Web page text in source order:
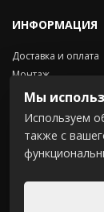
ИНФОРМАЦИЯ
Доставка и оплата
Монтаж
Контакты
Положение о
СВЯЗАТЬСЯ С
Мы
Используем
также с